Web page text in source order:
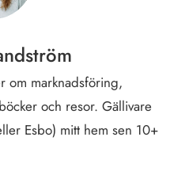
om marknadsföring,
och resor. Gällivare
Esbo) mitt hem sen 10+